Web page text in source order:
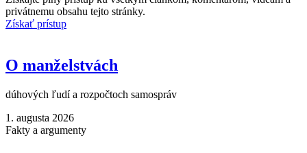
privátnemu obsahu tejto stránky.
Získať prístup
O manželstvách
dúhových ľudí a rozpočtoch samospráv
1. augusta 2026
Fakty a argumenty